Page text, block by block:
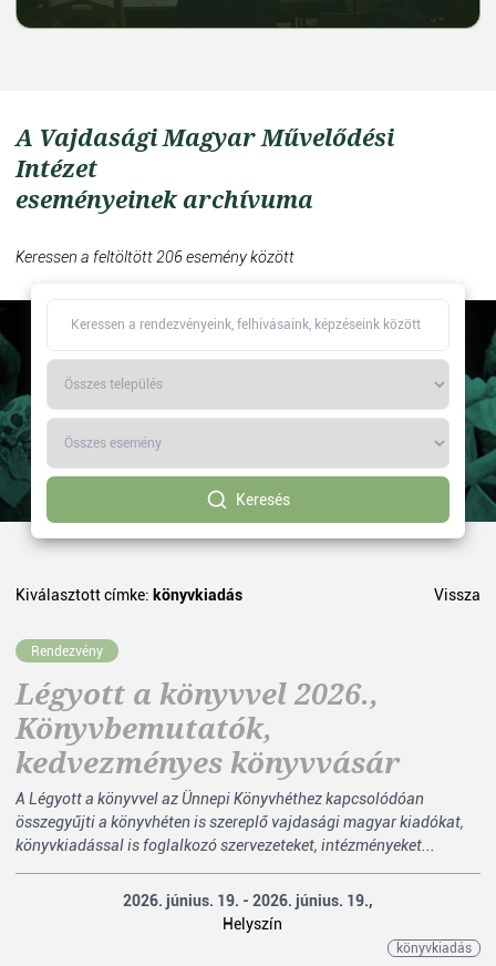
A Vajdasági Magyar Művelődési
Intézet
eseményeinek archívuma
Keressen a feltöltött 206 esemény között
Keresés
Kiválasztott címke: könyvkiadás Vissza
Rendezvény
Légyott a könyvvel 2026.,
Könyvbemutatók,
kedvezményes könyvvásár
A Légyott a könyvvel az Ünnepi Könyvhéthez kapcsolódóan
összegyűjti a könyvhéten is szereplő vajdasági magyar kiadókat,
könyvkiadással is foglalkozó szervezeteket, intézményeket...
2026. június. 19. - 2026. június. 19.,
Helyszín
könyvkiadás